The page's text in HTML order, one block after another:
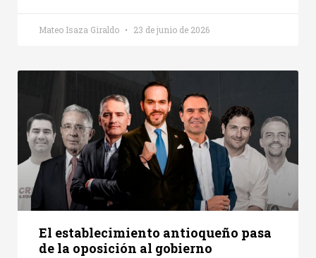
Mateo Isaza Giraldo 23 de junio de 2026
El establecimiento antioqueño pasa
de la oposición al gobierno